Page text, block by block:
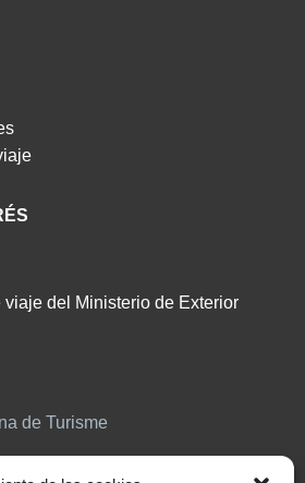
del Ministerio de Exterior
de Turisme